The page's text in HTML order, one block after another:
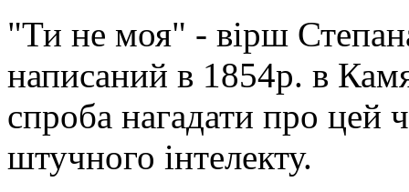
"Ти не моя" - вірш
написаний в 1854р. в
спроба нагадати про цей
штучного інтелекту.